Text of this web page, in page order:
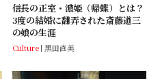
信長の正室・濃姫（帰蝶）とは？
3度の結婚に翻弄された斎藤道三
の娘の生涯
Culture 黒田直美